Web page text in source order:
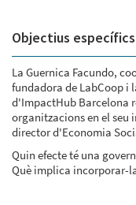
Objectius
La Guernica Facundo,
fundadora de LabCoop i
d'ImpactHub Barcelona
organitzacions en el seu
director d'Economia
Quin efecte té una
Què implica incorporar-